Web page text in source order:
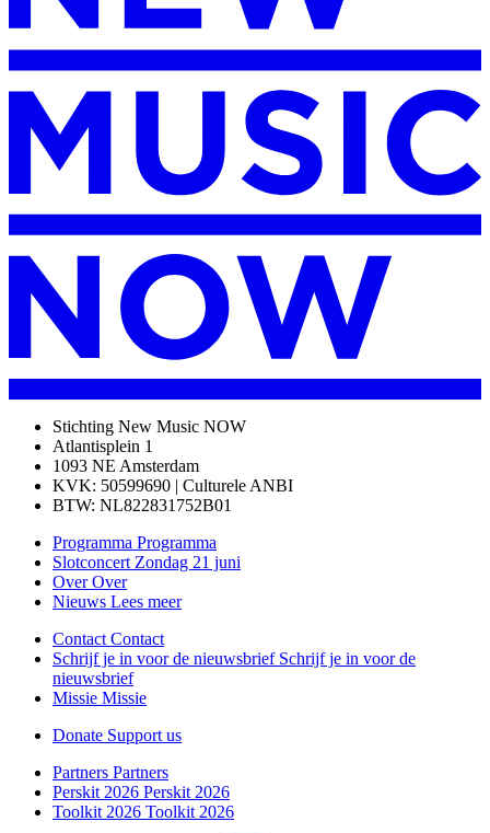
Stichting New Music NOW
Atlantisplein 1
1093 NE Amsterdam
KVK: 50599690 | Culturele ANBI
BTW: NL822831752B01
Programma Programma
Slotconcert Zondag 21 juni
Over Over
Nieuws Lees meer
Contact Contact
Schrijf je in voor de nieuwsbrief Schrijf je in voor de
nieuwsbrief
Missie Missie
Donate Support us
Partners Partners
Perskit 2026 Perskit 2026
Toolkit 2026 Toolkit 2026